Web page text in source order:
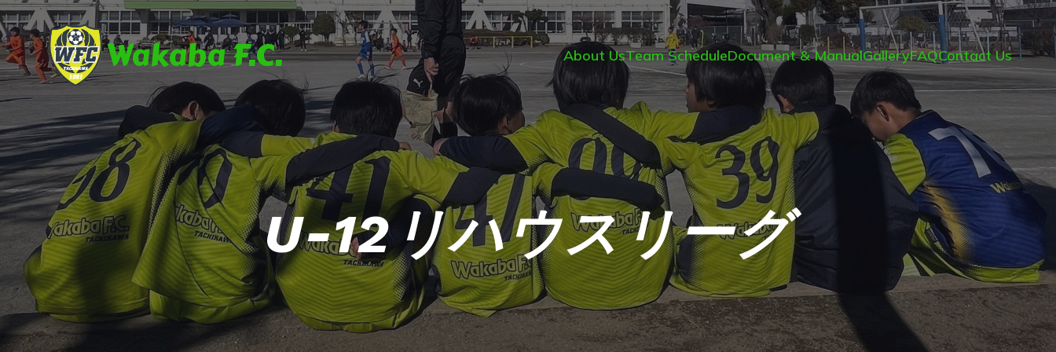
Wakaba F.C. About UsTeam ScheduleDocument & ManualGalleryFAQContact Us
U-12リハウスリーグ